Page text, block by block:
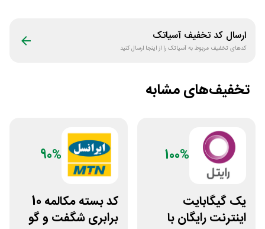
ارسال کد تخفیف آسیاتک
کدهای تخفیف مربوط بهآسیاتکرا از اینجا ارسال کنید
تخفیف‌های مشابه
100%
یک گیگابایت
اینترنت رایگان با
90%
کد بسته مکالمه 10
برابری شگفت و گو